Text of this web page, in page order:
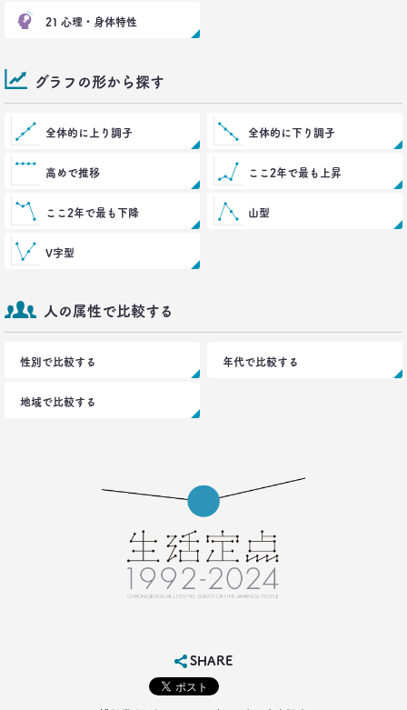
世代間ギャップを学べる魔法の質問
「お金持ちって誰ですか？」
生活総研 上席研究員
近藤 裕香
2021.03.01
J.Y. パーク氏に学ぶ 「褒めワード」
--日経クロストレンド 連載⑤--
生活総研 上席研究員/コピーライター
シュフからシェフに！
生活総研 主席研究員
生活総研 主席研究員
足りないのはお金より時間
40代おじさんの幸せは“時産”にあり
21 心理・身体特性
グラフの形から探す
全体的に上り調子 全体的に下り調子
高めで推移 ここ2年で最も上昇
ここ2年で最も下降 山型
V字型
人の属性で比較する
性別で比較する 年代で比較する
地域で比較する
SHARE